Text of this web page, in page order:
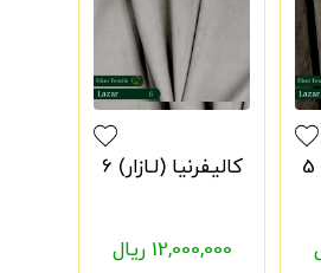
کالیفرنیا (لـازار) 6
12,000,000 ریال